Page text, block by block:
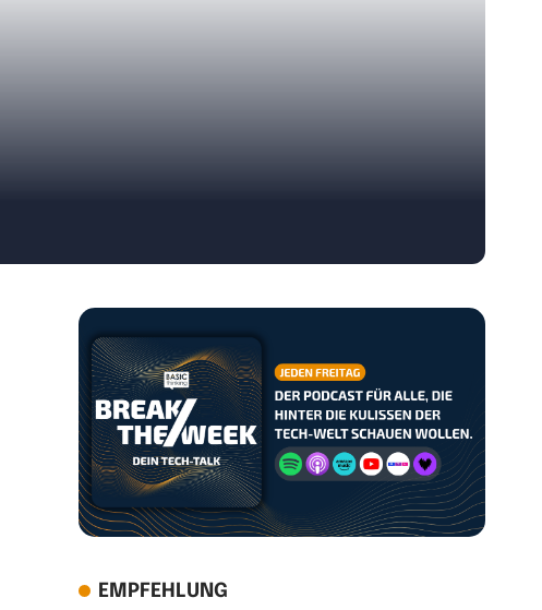
EMPFEHLUNG